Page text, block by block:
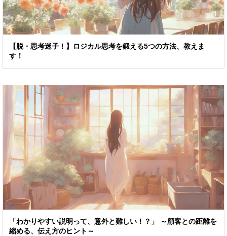
【脱・思考迷子！】ロジカル思考を鍛える5つの方法、教えま
す！
「わかりやすい説明って、意外と難しい！？」 ～顧客との距離を
縮める、伝え方のヒント～